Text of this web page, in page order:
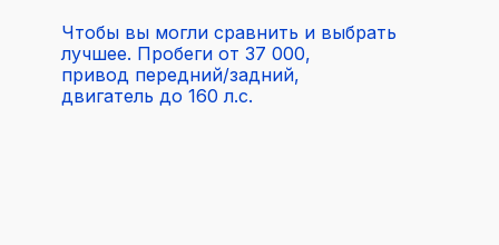
Чтобы вы могли сравнить и выбрать
лучшее. Пробеги от 37 000,
привод передний/задний,
двигатель до 160 л.с.